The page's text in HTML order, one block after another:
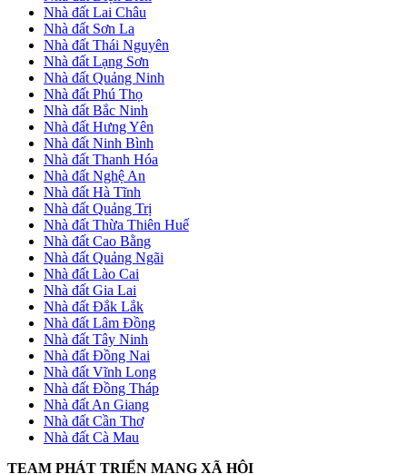
Nhà đất Lai Châu
Nhà đất Sơn La
Nhà đất Thái Nguyên
Nhà đất Lạng Sơn
Nhà đất Quảng Ninh
Nhà đất Phú Thọ
Nhà đất Bắc Ninh
Nhà đất Hưng Yên
Nhà đất Ninh Bình
Nhà đất Thanh Hóa
Nhà đất Nghệ An
Nhà đất Hà Tĩnh
Nhà đất Quảng Trị
Nhà đất Thừa Thiên Huế
Nhà đất Cao Bằng
Nhà đất Quảng Ngãi
Nhà đất Lào Cai
Nhà đất Gia Lai
Nhà đất Đắk Lắk
Nhà đất Lâm Đồng
Nhà đất Tây Ninh
Nhà đất Đồng Nai
Nhà đất Vĩnh Long
Nhà đất Đồng Tháp
Nhà đất An Giang
Nhà đất Cần Thơ
Nhà đất Cà Mau
TEAM PHÁT TRIỂN MẠNG XÃ HỘI